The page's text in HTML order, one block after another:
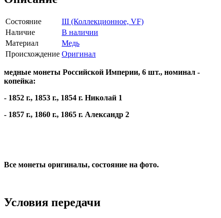
Состояние
III (Коллекционное, VF)
Наличие
В наличии
Материал
Медь
Происхождение Оригинал
медные монеты Российской Империи, 6 шт., номинал -
копейка:
- 1852 г., 1853 г., 1854 г. Николай 1
- 1857 г., 1860 г., 1865 г. Александр 2
Все монеты оригиналы, состояние на фото.
Условия передачи